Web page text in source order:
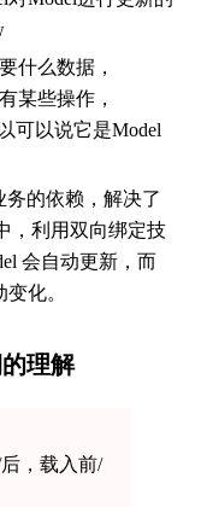
什么数据，
某些操作，
可以说它是Model
的依赖，解决了
，利用双向绑定技
会自动更新，而
化。
理解
，载入前/